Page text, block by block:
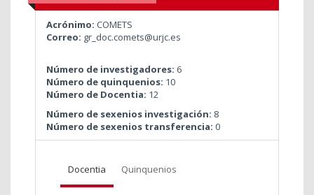
Acrónimo: COMETS
Correo: gr_doc.comets@urjc.es
Número de investigadores: 6
Número de quinquenios: 10
Número de Docentia: 12
Número de sexenios investigación: 8
Número de sexenios transferencia: 0
Docentia Quinquenios